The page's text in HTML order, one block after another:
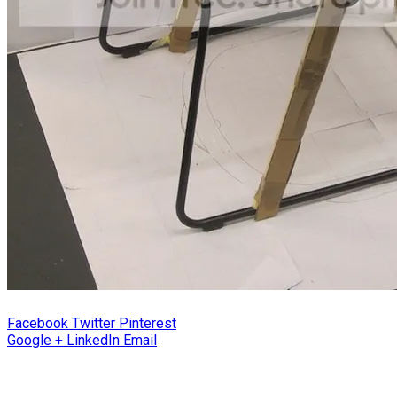
Facebook Twitter Pinterest
Google + LinkedIn Email